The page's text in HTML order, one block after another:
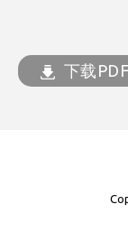
下载PDF